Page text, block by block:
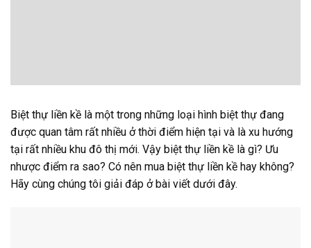
Biệt thự liền kề là một trong những loại hình biệt thự đang
được quan tâm rất nhiều ở thời điểm hiện tại và là xu hướng
tại rất nhiều khu đô thị mới. Vậy biệt thự liền kề là gì? Ưu
nhược điểm ra sao? Có nên mua biệt thự liền kề hay không?
Hãy cùng chúng tôi giải đáp ở bài viết dưới đây.